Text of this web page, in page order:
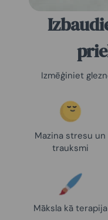
Izmēģiniet
Mazina stresu un
trauksmi
Māksla kā terapija